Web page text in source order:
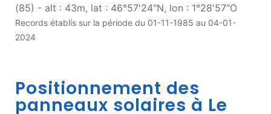
(85) - alt : 43m, lat : 46°57'24"N, lon : 1°28'57"O
Records établis sur la période du 01-11-1985 au 04-01-
2024
Positionnement des
panneaux solaires à Le